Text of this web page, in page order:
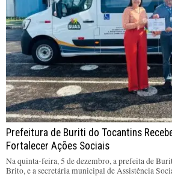
Prefeitura de Buriti do Tocantins
Fortalecer Ações Sociais
Na quinta-feira, 5 de dezembro, a prefeita de
Brito, e a secretária municipal de Assistência